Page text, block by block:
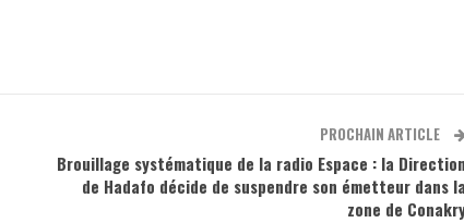
PROCHAIN ARTICLE
Brouillage systématique de la radio Espace : la Direction
de Hadafo décide de suspendre son émetteur dans la
zone de